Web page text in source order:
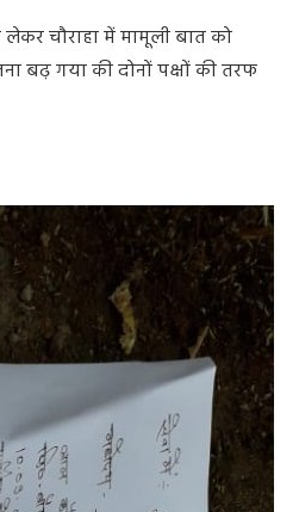
चौराहा में मामूली बात को
गया की दोनों पक्षों की तरफ